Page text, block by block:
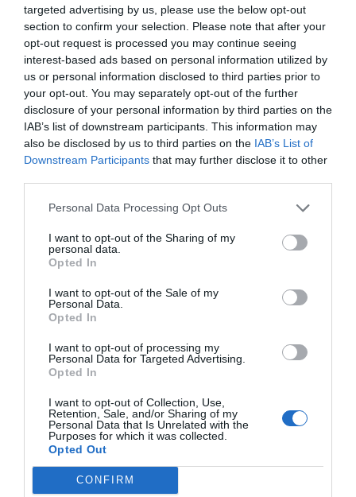
targeted advertising by us, please use the below opt-out
section to confirm your selection. Please note that after your
opt-out request is processed you may continue seeing
interest-based ads based on personal information utilized by
us or personal information disclosed to third parties prior to
your opt-out. You may separately opt-out of the further
disclosure of your personal information by third parties on the
IAB’s list of downstream participants. This information may
also be disclosed by us to third parties on the IAB’s List of
Downstream Participants that may further disclose it to other
Personal Data Processing Opt Outs
I want to opt-out of the Sharing of my
personal data.
Opted In
I want to opt-out of the Sale of my
Personal Data.
Opted In
I want to opt-out of processing my
Personal Data for Targeted Advertising.
Opted In
I want to opt-out of Collection, Use,
Retention, Sale, and/or Sharing of my
Personal Data that Is Unrelated with the
Purposes for which it was collected.
Opted Out
CONFIRM
bunken tills köksmaskinen visar en grön bock. Täck bunken
med plats och låt degen jäsa i rumstemperatur 1 timme.
Under tiden blandar du ihop alla ingredienser till
tomatsåsen. Häll ut degen på mjölat bakbord och dela
den i 4 delar. Forma varje del till en boll och lägg på en
plåt med vetemjöl. Täck plåten med plast och en
kökshandduk. Låt jäsa i 1 timme i rumstemperatur eller i
tinas upp i rumstemperatur. Om degen har kalljäst i kylen
tar du fram den minst 1 timme innan du börjar forma dina
pizzor.
Värm ugnen till högsta värme, ca 230°, ha undervärme på.
händerna. Lägg pizzan på en plåt med bakplåtspapper.
Toppa pizzan med tomatsås och riven ost. Grädda mitt i
ugnen tills pizzan får en fin färg på undersidan, lyft
försiktigt med en stekspade och se om den är
genomgräddad på undersidan. Tillagningstiden kan variera
beroende på din ugn. Så fort du har tagit ut pizzan penslar
du kanterna med olivolja, toppar med buffelmozzarella